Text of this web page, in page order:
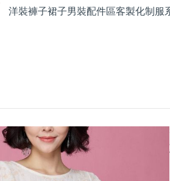
洋裝褲子裙子男裝配件區客製化制服